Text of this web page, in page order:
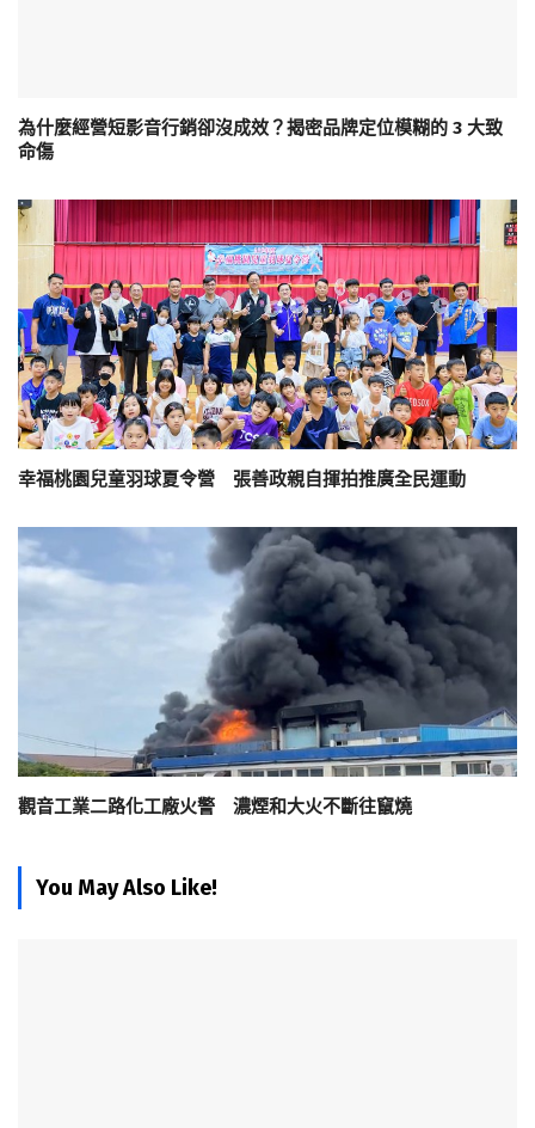
為什麼經營短影音行銷卻沒成效？揭密品牌定位模糊的 3 大致
命傷
幸福桃園兒童羽球夏令營 張善政親自揮拍推廣全民運動
觀音工業二路化工廠火警 濃煙和大火不斷往竄燒
You May Also Like!